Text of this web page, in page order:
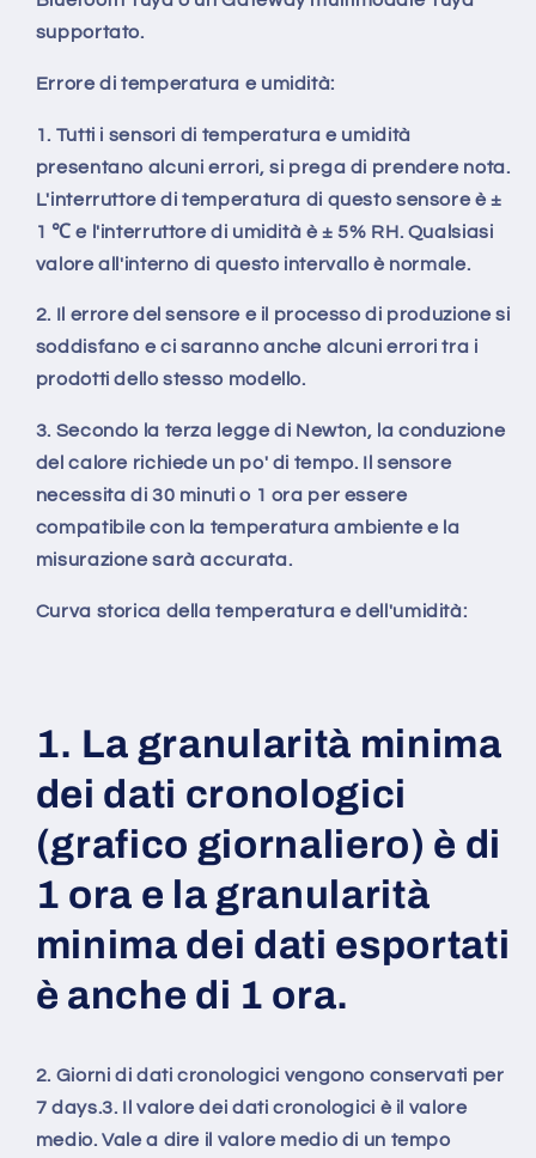
supportato.
Errore di temperatura e umidità:
1. Tutti i sensori di temperatura e umidità
presentano alcuni errori, si prega di prendere nota.
L'interruttore di temperatura di questo sensore è ±
1 ℃ e l'interruttore di umidità è ± 5% RH. Qualsiasi
valore all'interno di questo intervallo è normale.
2. Il errore del sensore e il processo di produzione si
soddisfano e ci saranno anche alcuni errori tra i
prodotti dello stesso modello.
3. Secondo la terza legge di Newton, la conduzione
del calore richiede un po' di tempo. Il sensore
necessita di 30 minuti o 1 ora per essere
compatibile con la temperatura ambiente e la
misurazione sarà accurata.
Curva storica della temperatura e dell'umidità:
1. La granularità minima
dei dati cronologici
(grafico giornaliero) è di
1 ora e la granularità
minima dei dati esportati
è anche di 1 ora.
2. Giorni di dati cronologici vengono conservati per
7 days.3. Il valore dei dati cronologici è il valore
medio. Vale a dire il valore medio di un tempo